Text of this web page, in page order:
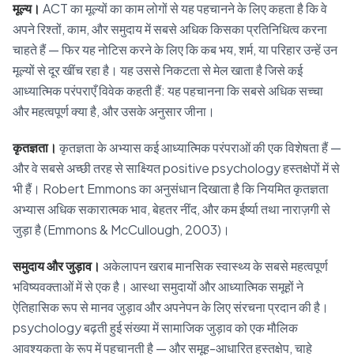
मूल्य। ACT का मूल्यों का काम लोगों से यह पहचानने के लिए कहता है कि वे
अपने रिश्तों, काम, और समुदाय में सबसे अधिक किसका प्रतिनिधित्व करना
चाहते हैं — फिर यह नोटिस करने के लिए कि कब भय, शर्म, या परिहार उन्हें उन
मूल्यों से दूर खींच रहा है। यह उससे निकटता से मेल खाता है जिसे कई
आध्यात्मिक परंपराएँ विवेक कहती हैं: यह पहचानना कि सबसे अधिक सच्चा
और महत्वपूर्ण क्या है, और उसके अनुसार जीना।
कृतज्ञता। कृतज्ञता के अभ्यास कई आध्यात्मिक परंपराओं की एक विशेषता हैं —
और वे सबसे अच्छी तरह से साक्ष्यित positive psychology हस्तक्षेपों में से
भी हैं। Robert Emmons का अनुसंधान दिखाता है कि नियमित कृतज्ञता
अभ्यास अधिक सकारात्मक भाव, बेहतर नींद, और कम ईर्ष्या तथा नाराज़गी से
जुड़ा है (Emmons & McCullough, 2003)।
समुदाय और जुड़ाव। अकेलापन खराब मानसिक स्वास्थ्य के सबसे महत्वपूर्ण
भविष्यवक्ताओं में से एक है। आस्था समुदायों और आध्यात्मिक समूहों ने
ऐतिहासिक रूप से मानव जुड़ाव और अपनेपन के लिए संरचना प्रदान की है।
psychology बढ़ती हुई संख्या में सामाजिक जुड़ाव को एक मौलिक
आवश्यकता के रूप में पहचानती है — और समूह-आधारित हस्तक्षेप, चाहे